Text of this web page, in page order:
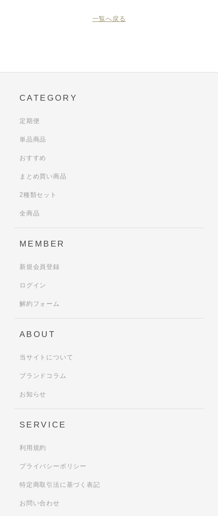
一覧へ戻る
CATEGORY
定期便
単品商品
おすすめ
まとめ買い商品
2種類セット
全商品
MEMBER
新規会員登録
ログイン
解約フォーム
ABOUT
当サイトについて
ブランドコラム
お知らせ
SERVICE
利用規約
プライバシーポリシー
特定商取引法に基づく表記
お問い合わせ